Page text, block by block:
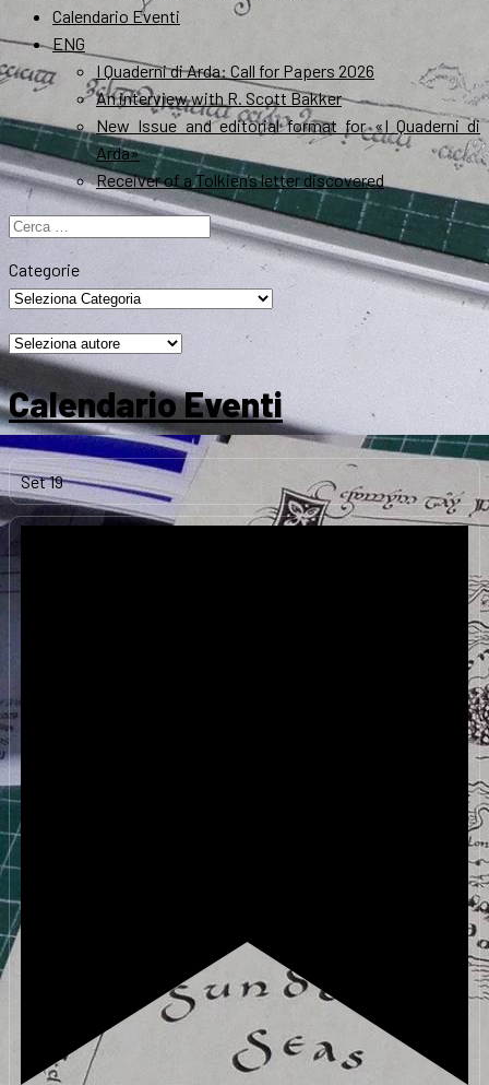
Calendario Eventi
ENG
I Quaderni di Arda: Call for Papers 2026
An interview with R. Scott Bakker
New Issue and editorial format for «I Quaderni di
Arda»
Receiver of a Tolkien’s letter discovered
Ricerca
Categorie
Calendario Eventi
Set19